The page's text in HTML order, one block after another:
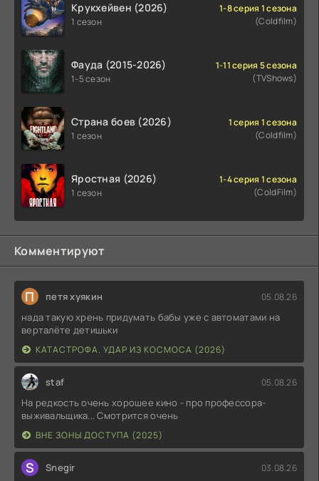
Крукхейвен (2026)
1 сезон
1-8 серия 1 сезона
(Coldfilm)
Фауда (2015-2026)
1-5 сезон
1-11 серия 5 сезона
(TVShows)
Страна боев (2026)
1 сезон
1 серия 1 сезона
(Coldfilm)
Яростная (2026)
1 сезон
1-4 серия 1 сезона
(ColdFilm)
Комментируют
П петя хуякин 05.08.26
нада такую хрень придумать бабы уже с автоматами на
верталёте детишьки
КАТАСТРОФА. УДАР ИЗ КОСМОСА (2026)
staf 05.08.26
На редкость очень хорошее кино - про профессора-
выживальщика... Смотрится очень
ВНЕ ЗОНЫ ДОСТУПА (2025)
S Snegir 03.08.26